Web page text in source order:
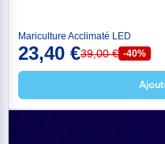
Mariculture Acclimaté LED
23,40 €39,00 € -40%